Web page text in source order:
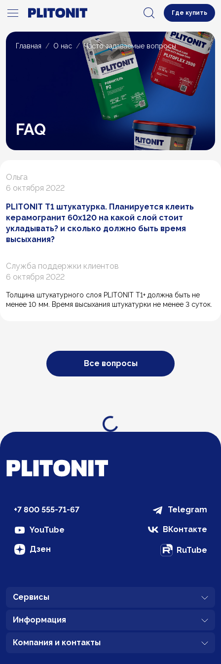
Где купить
Главная О нас Часто задаваемые вопросы
FAQ
Ольга
6 октября 2022
PLITONIT Т1 штукатурка. Планируется клеить
керамогранит 60x120 на какой слой стоит
укладывать? и сколько должно быть время
высыхания?
Служба поддержки клиентов
6 октября 2022
Толщина штукатурного слоя PLITONIT Т1+ должна быть не
менее 10 мм. Время высыхания штукатурки не менее 3 суток.
Все вопросы
Загрузка...
+7 800 555-71-67 Telegram
YouTube ВКонтакте
Дзен RuTube
Сервисы
Информация
Компания и контакты